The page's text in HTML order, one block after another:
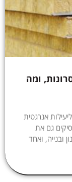
ומה
אנרגטית
גם את
ובנייה, ואחד